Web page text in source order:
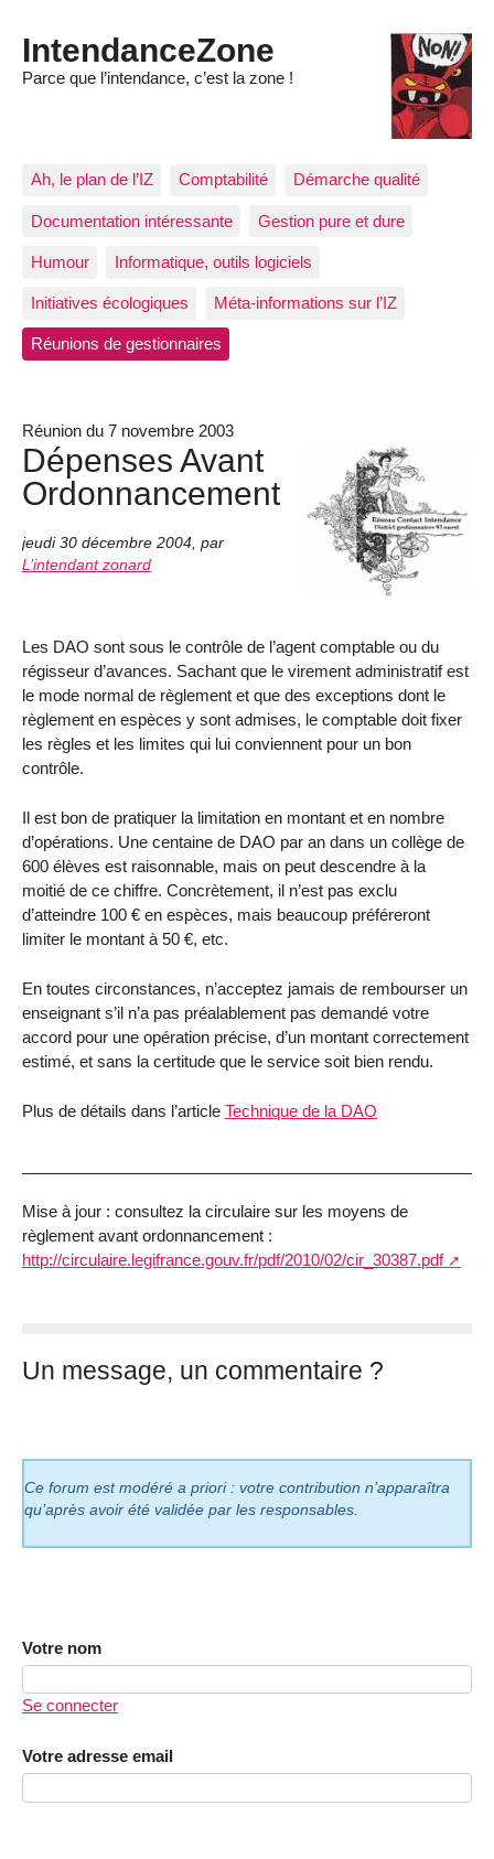
IntendanceZone
Parce que l’intendance, c’est la zone !
Ah, le plan de l’IZ Comptabilité Démarche qualité
Documentation intéressante Gestion pure et dure
Humour Informatique, outils logiciels
Initiatives écologiques Méta-informations sur l’IZ
Réunions de gestionnaires
Réunion du 7 novembre 2003
Dépenses Avant
Ordonnancement
jeudi 30 décembre 2004 par
L’intendant zonard
Les DAO sont sous le contrôle de l’agent comptable ou du
régisseur d’avances. Sachant que le virement administratif est
le mode normal de règlement et que des exceptions dont le
règlement en espèces y sont admises, le comptable doit fixer
les règles et les limites qui lui conviennent pour un bon
contrôle.
Il est bon de pratiquer la limitation en montant et en nombre
d’opérations. Une centaine de DAO par an dans un collège de
600 élèves est raisonnable, mais on peut descendre à la
moitié de ce chiffre. Concrètement, il n’est pas exclu
d’atteindre 100 € en espèces, mais beaucoup préféreront
limiter le montant à 50 €, etc.
En toutes circonstances, n’acceptez jamais de rembourser un
enseignant s’il n’a pas préalablement pas demandé votre
accord pour une opération précise, d’un montant correctement
estimé, et sans la certitude que le service soit bien rendu.
Plus de détails dans l’article Technique de la DAO
Mise à jour : consultez la circulaire sur les moyens de
règlement avant ordonnancement :
http://circulaire.legifrance.gouv.fr/pdf/2010/02/cir_30387.pdf
Un message, un commentaire ?
Ce forum est modéré a priori : votre contribution n’apparaîtra
qu’après avoir été validée par les responsables.
Votre nom
Se connecter
Votre adresse email